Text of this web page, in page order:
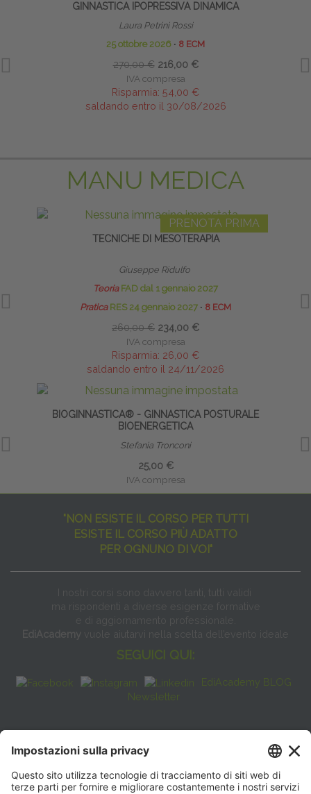
GINNASTICA IPOPRESSIVA DINAMICA
Laura Petrini Rossi
25 ottobre 2026 ∙ 8 ECM
270,00 € 216,00 €
IVA compresa
Risparmia: 54,00 €
saldando entro il 30/08/2026
MANU MEDICA
PRENOTA PRIMA
TECNICHE DI MESOTERAPIA
Giuseppe Ridulfo
Teoria FAD dal 1 gennaio 2027
PraticaRES 24 gennaio 2027 ∙ 8 ECM
260,00 € 234,00 €
IVA compresa
Risparmia: 26,00 €
saldando entro il 24/11/2026
BIOGINNASTICA® - GINNASTICA POSTURALE
BIOENERGETICA
Stefania Tronconi
25,00 €
IVA compresa
"NON ESISTE IL CORSO PER TUTTI
ESISTE IL CORSO PIÙ ADATTO
PER OGNUNO DI VOI"
I nostri corsi sono davvero tanti, tutti validi
ma rispondenti a diverse esigenze formative
e di aggiornamento professionale.
EdiAcademy vuole aiutarvi nella scelta dell’evento ideale
SEGUICI QUI:
EdiAcademy BLOG
Newsletter
FAQ
CONTATTI